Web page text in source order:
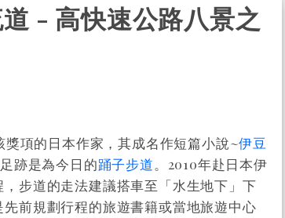
- 高快速公路八景之
獎項的日本作家，其成名作短篇小說~伊豆
跡是為今日的踊子步道。2010年赴日本伊
步道的走法建議搭車至「水生地下」下
前規劃行程的旅遊書籍或當地旅遊中心